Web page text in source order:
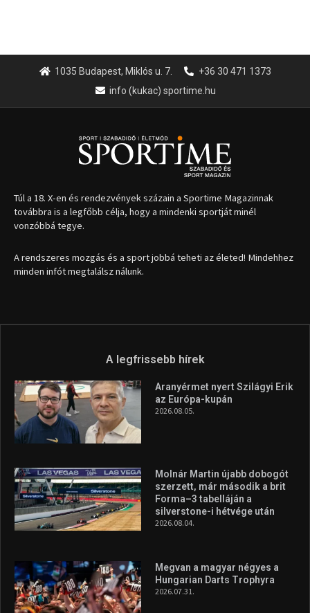
1035 Budapest, Miklós u. 7.
+36 30 471 1373
info (kukac) sportime.hu
Túl a 18. X-en és rendezvények százain a Sportime Magazinnak
továbbra is a legfőbb célja, hogy a mindenki sportját minél
vonzóbbá tegye.
A rendszeres mozgás és a sport jobbá teheti az életed! Mindehhez
minden infót megtalálsz nálunk.
A legfrissebb hírek
Aranyérmet nyert Szilágyi Erik
az Európa-kupán
2026.08.05.
Molnár Martin újabb dobogót
szerzett, már második a brit
Forma–3 tabelláján a
silverstone-i hétvége után
2026.08.04.
Megvan a magyar négyes a
Hungarian Darts Trophyra
2026.07.31.